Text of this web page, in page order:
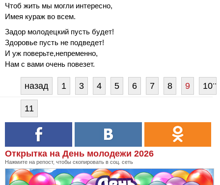
Чтоб жить мы могли интересно,
Имея кураж во всем.
Задор молодецкий пусть будет!
Здоровье пусть не подведет!
И уж поверьте,непременно,
Нам с вами очень повезет.
назад 1 ..
3 4 5 6 7 8 9 10
11
Открытка на День молодежи 2026
Нажмите на репост, чтобы скопировать в соц. сеть